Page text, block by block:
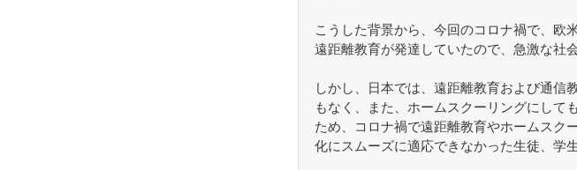
こうした背景から、今回のコロナ禍で、欧
遠距離教育が発達していたので、急激な社
しかし、日本では、遠距離教育および通信
もなく、また、ホームスクーリングにして
ため、コロナ禍で遠距離教育やホームスク
化にスムーズに適応できなかった生徒、学